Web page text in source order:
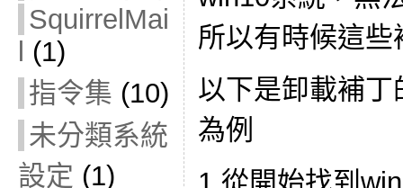
SquirrelMai
(1)
指令集 (10)
未分類系統
設定 (1)
所以有時候這
以下是卸載補
為例